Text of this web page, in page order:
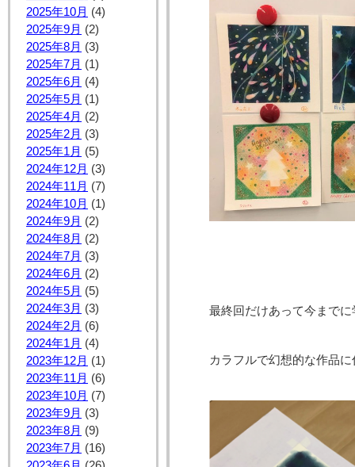
2025年10月 (4)
2025年9月 (2)
2025年8月 (3)
2025年7月 (1)
2025年6月 (4)
2025年5月 (1)
2025年4月 (2)
2025年2月 (3)
2025年1月 (5)
2024年12月 (3)
2024年11月 (7)
2024年10月 (1)
2024年9月 (2)
2024年8月 (2)
2024年7月 (3)
2024年6月 (2)
2024年5月 (5)
2024年3月 (3)
2024年2月 (6)
2024年1月 (4)
2023年12月 (1)
2023年11月 (6)
2023年10月 (7)
2023年9月 (3)
2023年8月 (9)
2023年7月 (16)
最終回だけあって今まで
カラフルで幻想的な作品